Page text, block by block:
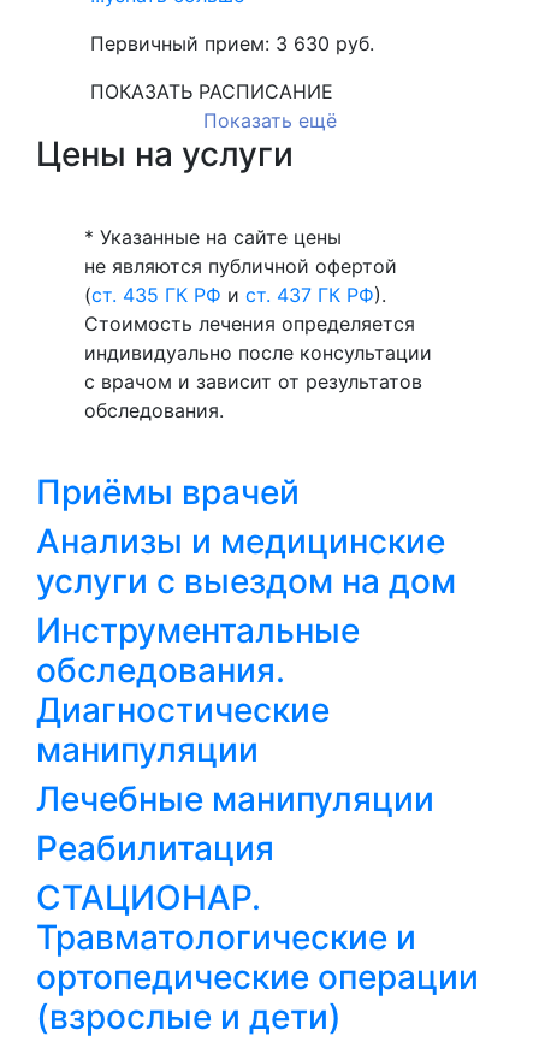
Первичный прием: 3 630 руб.
ПОКАЗАТЬ РАСПИСАНИЕ
Показать ещё
Цены на услуги
* Указанные на сайте цены
не являются публичной офертой
(ст. 435 ГК РФ и ст. 437 ГК РФ).
Стоимость лечения определяется
индивидуально после консультации
с врачом и зависит от результатов
обследования.
Приёмы врачей
Анализы и медицинские
услуги с выездом на дом
Инструментальные
обследования.
Диагностические
манипуляции
Лечебные манипуляции
Реабилитация
СТАЦИОНАР.
Травматологические и
ортопедические операции
(взрослые и дети)